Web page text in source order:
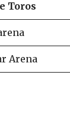
Toros
Arena